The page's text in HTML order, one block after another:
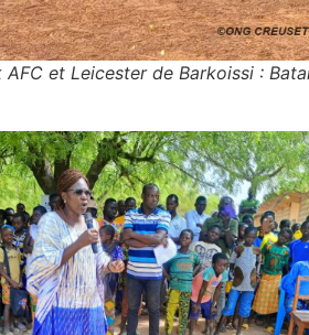
et Leicester de Barkoissi :